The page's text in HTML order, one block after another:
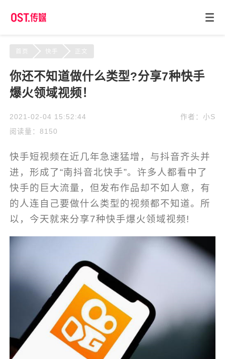
首页 快手 正文
你还不知道做什么类型?分享7种快手
爆火领域视频！
2021-02-04 15:52:44
阅读量：8150
作者：小S
快手短视频在近几年急速猛增，与抖音齐头并
进，形成了“南抖音北快手”。许多人都看中了
快手的巨大流量，但发布作品却不如人意，有
的人连自己要做什么类型的视频都不知道。所
以，今天就来分享7种快手爆火领域视频!